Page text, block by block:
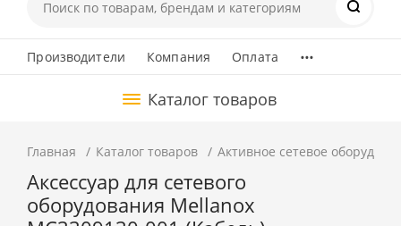
Производители Компания Оплата ...
Каталог товаров
Главная Каталог товаров Активное сетевое
Аксессуар для сетевого
оборудования Mellanox